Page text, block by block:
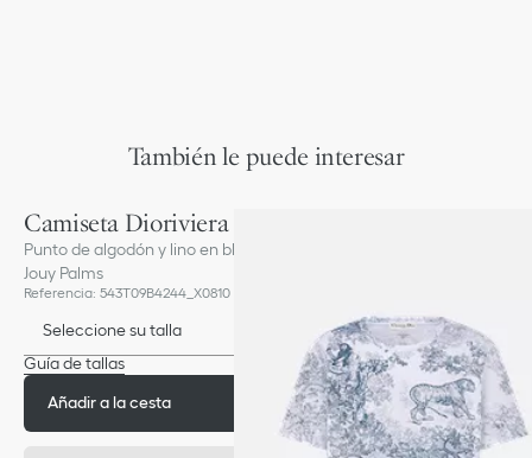
Camiseta Dioriviera
Punto de algodón y lino en blanco y avellana con motivo Toile de
Jouy Palms
Referencia: 543T09B4244_X0810
Seleccione su talla
Guía de tallas
Añadir a la cesta 1 200,00 €
También le puede interesar